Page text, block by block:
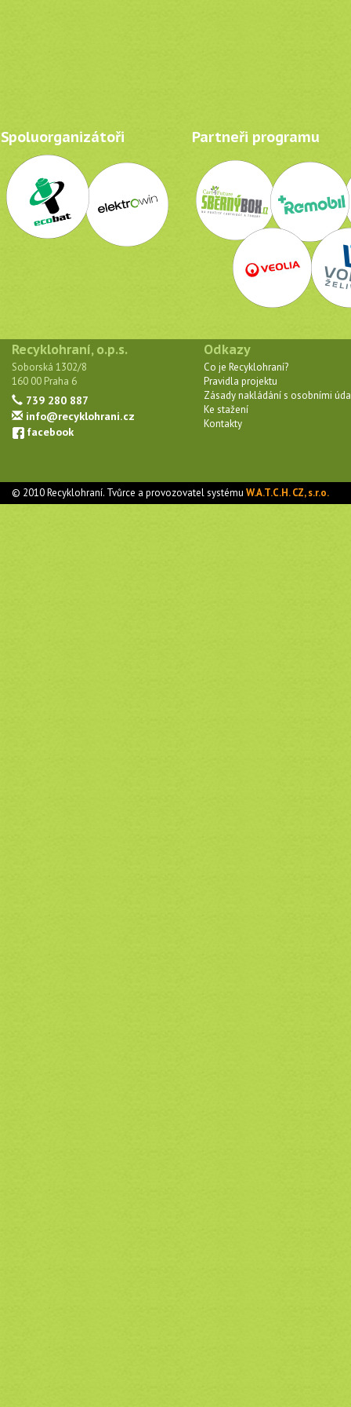
Spoluorganizátoři Partneři programu
Recyklohraní, o.p.s.
Soborská 1302/8
160 00 Praha 6
739 280 887
info@recyklohrani.cz
facebook
Odkazy
Co je Recyklohraní?
Pravidla projektu
Zásady nakládání s osobními
Ke stažení
Kontakty
© 2010 Recyklohraní. Tvůrce a provozovatel systémuW.A.T.C.H. CZ, s.r.o.